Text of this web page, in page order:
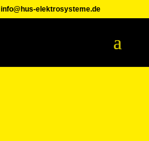
info@hus-elektrosysteme.de